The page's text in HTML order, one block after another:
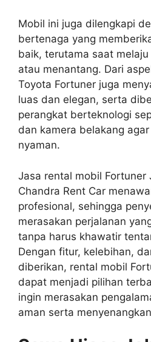
Mobil ini juga dilengkapi
bertenaga yang
baik, terutama saat
atau menantang. Dari
Toyota Fortuner juga
luas dan elegan, serta
perangkat berteknologi
dan kamera belakang
nyaman.
Jasa rental mobil Fortuner
Chandra Rent Car
profesional, sehingga
merasakan perjalanan
tanpa harus khawatir
Dengan fitur, kelebihan,
diberikan, rental mobil
dapat menjadi pilihan
ingin merasakan
aman serta